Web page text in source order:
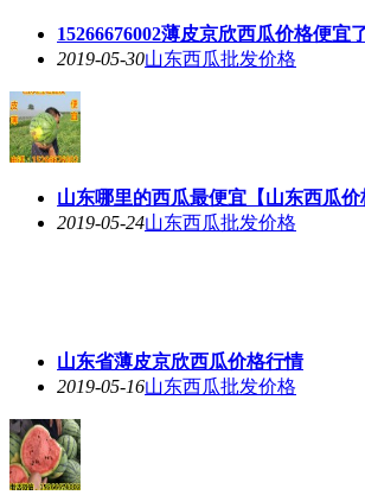
15266676002薄皮京欣西瓜价格便宜
2019-05-30山东西瓜批发价格
山东哪里的西瓜最便宜【山东西瓜价
2019-05-24山东西瓜批发价格
山东省薄皮京欣西瓜价格行情
2019-05-16山东西瓜批发价格